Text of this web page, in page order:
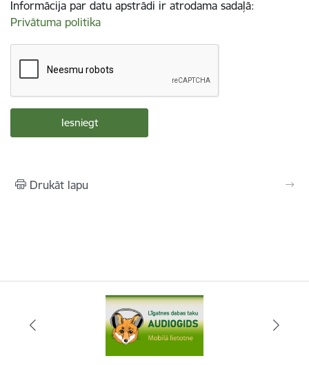
Informācija par datu apstrādi ir atrodama sadaļā:
Privātuma politika
Drukāt lapu